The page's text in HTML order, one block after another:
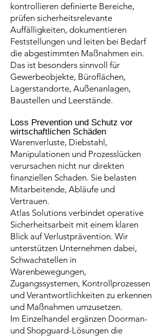
kontrollieren definierte Bereiche,
prüfen sicherheitsrelevante
Auffälligkeiten, dokumentieren
Feststellungen und leiten bei Bedarf
die abgestimmten Maßnahmen ein.
Das ist besonders sinnvoll für
Gewerbeobjekte, Büroflächen,
Lagerstandorte, Außenanlagen,
Baustellen und Leerstände.
Loss Prevention und Schutz vor
wirtschaftlichen Schäden
Warenverluste, Diebstahl,
Manipulationen und Prozesslücken
verursachen nicht nur direkten
finanziellen Schaden. Sie belasten
Mitarbeitende, Abläufe und
Vertrauen.
Atlas Solutions verbindet operative
Sicherheitsarbeit mit einem klaren
Blick auf Verlustprävention. Wir
unterstützen Unternehmen dabei,
Schwachstellen in
Warenbewegungen,
Zugangssystemen, Kontrollprozessen
und Verantwortlichkeiten zu erkennen
und Maßnahmen umzusetzen.
Im Einzelhandel ergänzen Doorman-
und Shopguard-Lösungen die